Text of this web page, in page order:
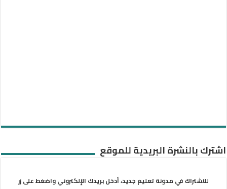
اشترك بالنشرة البريدية للموقع
للاشتراك في مدونة تعليم جديد، أدخل بريدك الإلكتروني واضغط على زر